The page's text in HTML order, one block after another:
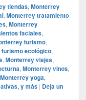
tiendas, Monterrey
, Monterrey tratamiento
, Monterrey
faciales,
turismo,
ecológico,
, Monterrey viajes,
, Monterrey vinos,
Monterrey yoga,
, y más | Deja un